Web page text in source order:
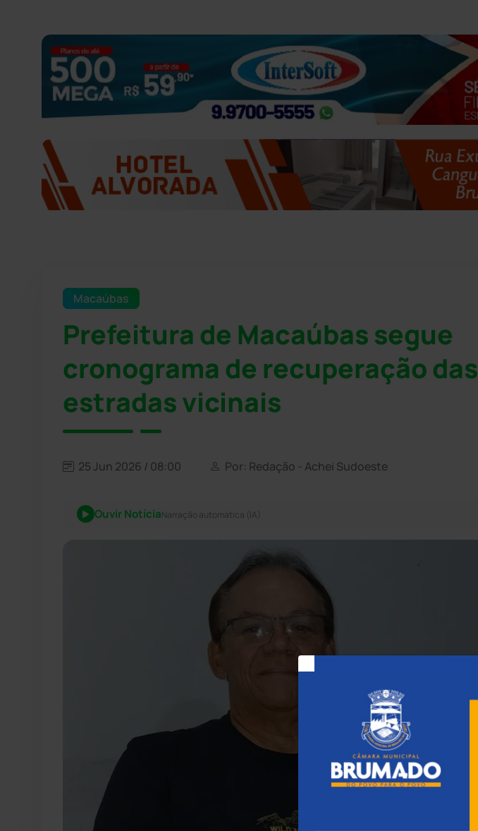
Macaúbas
Prefeitura de Macaúbas segue
cronograma de recuperação das
estradas vicinais
25 Jun 2026 / 08:00 Por: Redação - Achei Sudoeste
Ouvir NotíciaNarração automática (IA)